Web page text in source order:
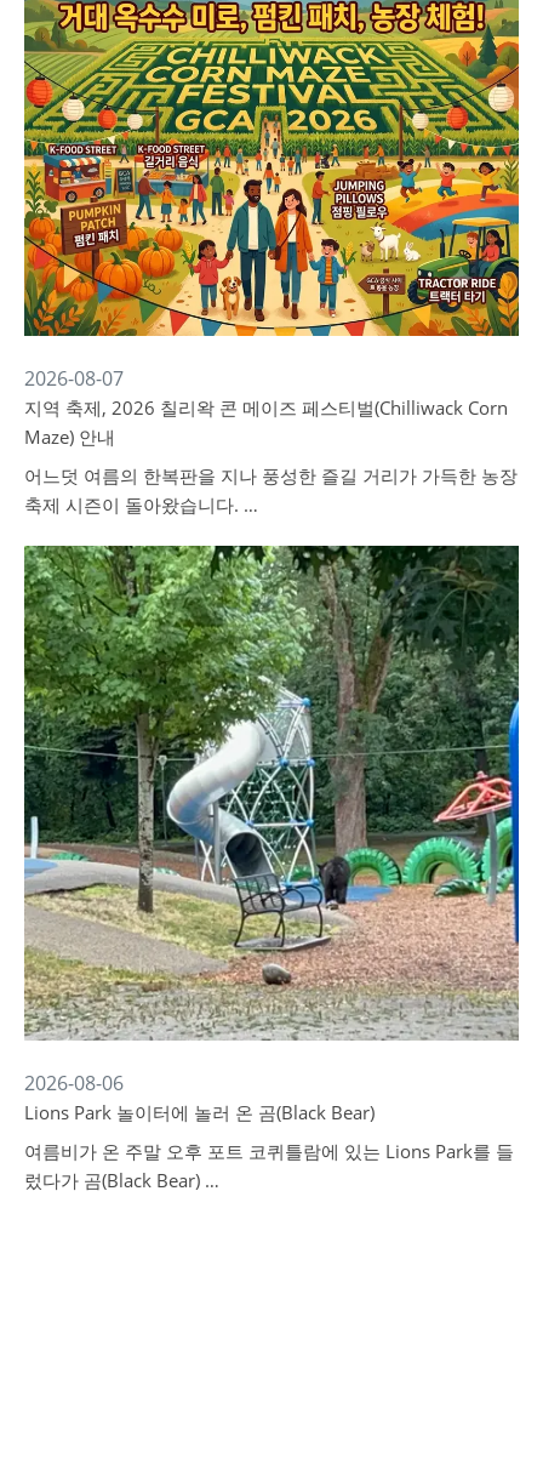
2026-08-07
지역 축제, 2026 칠리왁 콘 메이즈 페스티벌(Chilliwack Corn
Maze) 안내
어느덧 여름의 한복판을 지나 풍성한 즐길 거리가 가득한 농장
축제 시즌이 돌아왔습니다. …
2026-08-06
Lions Park 놀이터에 놀러 온 곰(Black Bear)
여름비가 온 주말 오후 포트 코퀴틀람에 있는 Lions Park를 들
렀다가 곰(Black Bear) …